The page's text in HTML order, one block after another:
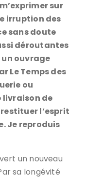
sur
irruption des
sans doute
déroutantes
ouvrage
Le Temps des
ou
livraison de
l’esprit
Je reproduis
un nouveau
sa longévité